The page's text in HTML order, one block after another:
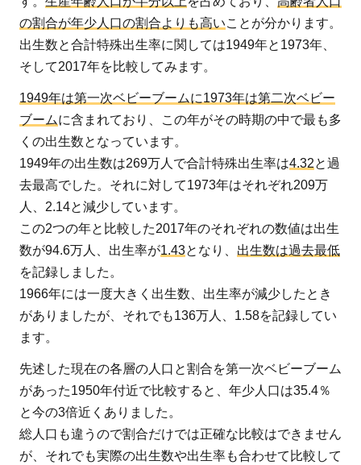
国と
比較
3
早
急
な
対
策
と
復
が
求
め
ら
れ
日
本
の
少
子
の割合が年少人口の割合よりも高いことが分かります。
出生数と合計特殊出生率に関しては1949年と1973年、
そして2017年を比較してみます。
1949年は第一次ベビーブームに1973年は第二次ベビー
ブームに含まれており、この年がその時期の中で最も多
くの出生数となっています。
1949年の出生数は269万人で合計特殊出生率は4.32と過
去最高でした。それに対して1973年はそれぞれ209万
人、2.14と減少しています。
この2つの年と比較した2017年のそれぞれの数値は出生
数が94.6万人、出生率が1.43となり、 出生数は過去最低
を記録しました。
1966年には一度大きく出生数、出生率が減少したとき
がありましたが、それでも136万人、1.58を記録してい
ます。
先述した現在の各層の人口と割合を第一次ベビーブーム
があった1950年付近で比較すると、年少人口は35.4％
と今の3倍近くありました。
総人口も違うので割合だけでは正確な比較はできません
が、それでも実際の出生数や出生率も合わせて比較して